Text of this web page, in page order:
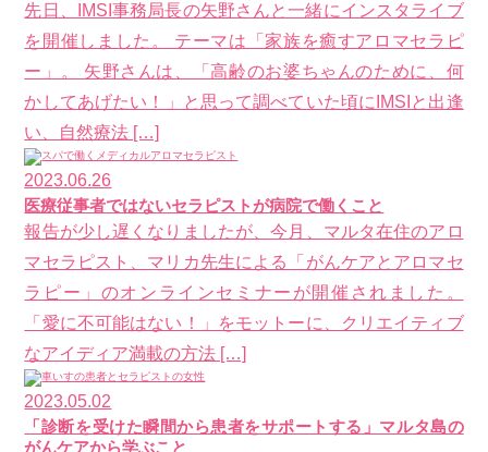
先日、IMSI事務局長の矢野さんと一緒にインスタライブ
を開催しました。 テーマは「家族を癒すアロマセラピ
ー」。 矢野さんは、「高齢のお婆ちゃんのために、何
かしてあげたい！」と思って調べていた頃にIMSIと出逢
い、自然療法 […]
2023.06.26
医療従事者ではないセラピストが病院で働くこと
報告が少し遅くなりましたが、今月、マルタ在住のアロ
マセラピスト、マリカ先生による「がんケアとアロマセ
ラピー」のオンラインセミナーが開催されました。
「愛に不可能はない！」をモットーに、クリエイティブ
なアイディア満載の方法 […]
2023.05.02
「診断を受けた瞬間から患者をサポートする」マルタ島の
がんケアから学ぶこと